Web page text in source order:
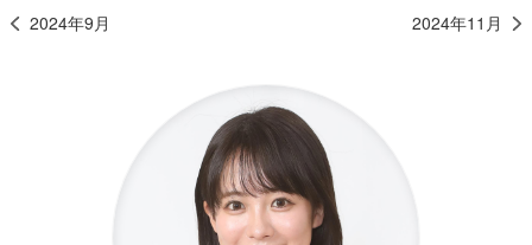
2024年9月 2024年11月